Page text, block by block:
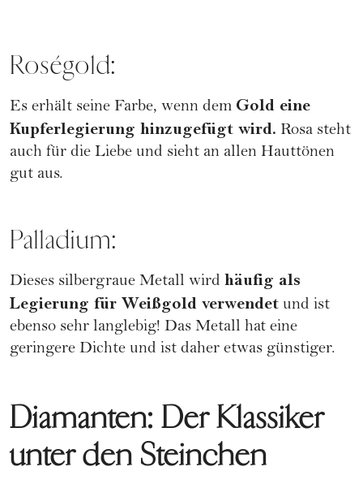
Roségold:
Es erhält seine Farbe, wenn dem Gold eine
Kupferlegierung hinzugefügt wird. Rosa steht
auch für die Liebe und sieht an allen Hauttönen
gut aus.
Palladium:
Dieses silbergraue Metall wird häufig als
Legierung für Weißgold verwendet und ist
ebenso sehr langlebig! Das Metall hat eine
geringere Dichte und ist daher etwas günstiger.
Diamanten: Der Klassiker
unter den Steinchen